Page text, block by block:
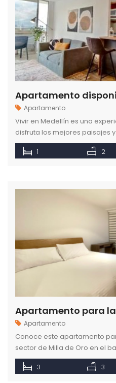
Apartamento
Vivir en Medellín es una
disfruta los mejores paisajes
un apartamento amoblado
más.
1 2
Apartamento
Conoce este apartamento
sector de Milla de Oro en el
de Medellín.
3 3